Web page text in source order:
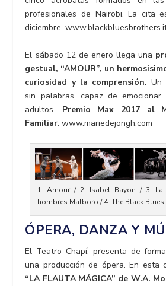
profesionales de Nairobi. La cita
diciembre.
El sábado 12 de enero llega una
gestual, “AMOUR”, un
curiosidad y la comprensión. Un
sin palabras, capaz de
adultos. Premio Max 2017 al
Familiar. www.mariedejongh.com
1. Amour / 2. Isabel Bayon / 3.
hombres Malboro / 4. The Black Blues
ÓPERA, DANZA Y
El Teatro Chapí, presenta de
una producción de ópera. En esta
“LA FLAUTA MÁGICA” de W.A.